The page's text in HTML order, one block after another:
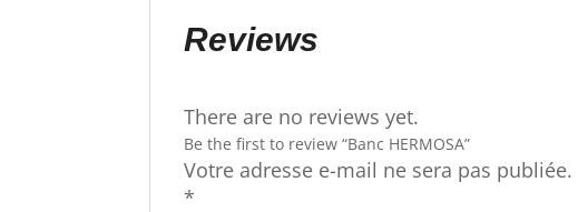
Reviews
There are no reviews yet.
Be the first to review “Banc HERMOSA”
Votre adresse e-mail ne sera pas publiée.
*